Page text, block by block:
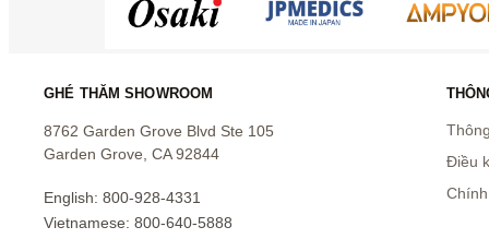
GHÉ THĂM SHOWROOM
8762 Garden Grove Blvd Ste 105
Garden Grove, CA 92844
English: 800-928-4331
Vietnamese: 800-640-5888
Điều